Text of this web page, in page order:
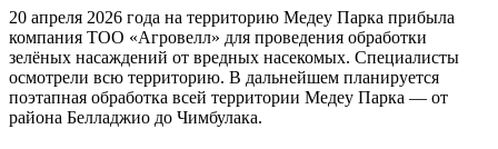
20 апреля 2026 года на территорию Медеу Парка прибыла
компания ТОО «Агровелл» для проведения обработки
зелёных насаждений от вредных насекомых. Специалисты
осмотрели всю территорию. В дальнейшем планируется
поэтапная обработка всей территории Медеу Парка — от
района Белладжио до Чимбулака.